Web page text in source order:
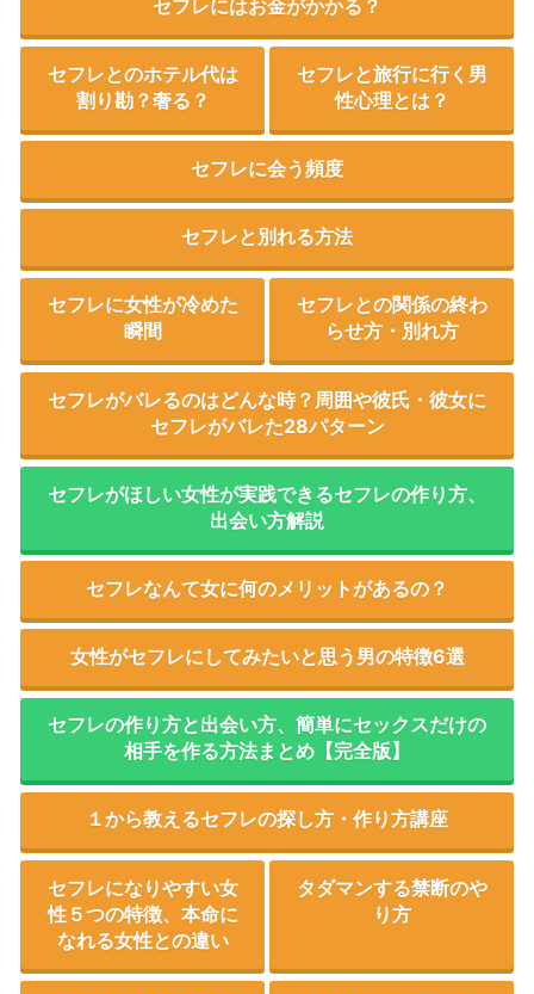
セフレにはお金がかかる？
セフレとのホテル代は
割り勘？奢る？
セフレと旅行に行く男
性心理とは？
セフレに会う頻度
セフレと別れる方法
セフレに女性が冷めた
瞬間
セフレとの関係の終わ
らせ方・別れ方
セフレがバレるのはどんな時？周囲や彼氏・彼女に
セフレがバレた28パターン
セフレがほしい女性が実践できるセフレの作り方、
出会い方解説
セフレなんて女に何のメリットがあるの？
女性がセフレにしてみたいと思う男の特徴6選
セフレの作り方と出会い方、簡単にセックスだけの
相手を作る方法まとめ【完全版】
１から教えるセフレの探し方・作り方講座
セフレになりやすい女
性５つの特徴、本命に
なれる女性との違い
タダマンする禁断のや
り方